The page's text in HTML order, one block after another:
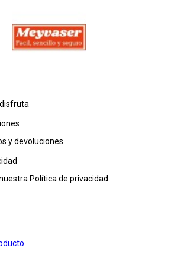
y devoluciones
Política de privacidad